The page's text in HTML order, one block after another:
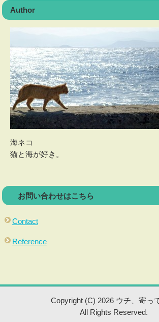
Author
海ネコ
猫と海が好き。
お問い合わせはこちら
Contact
Reference
Copyright (C) 2026 ウチ、寄っ
All Rights Reserved.